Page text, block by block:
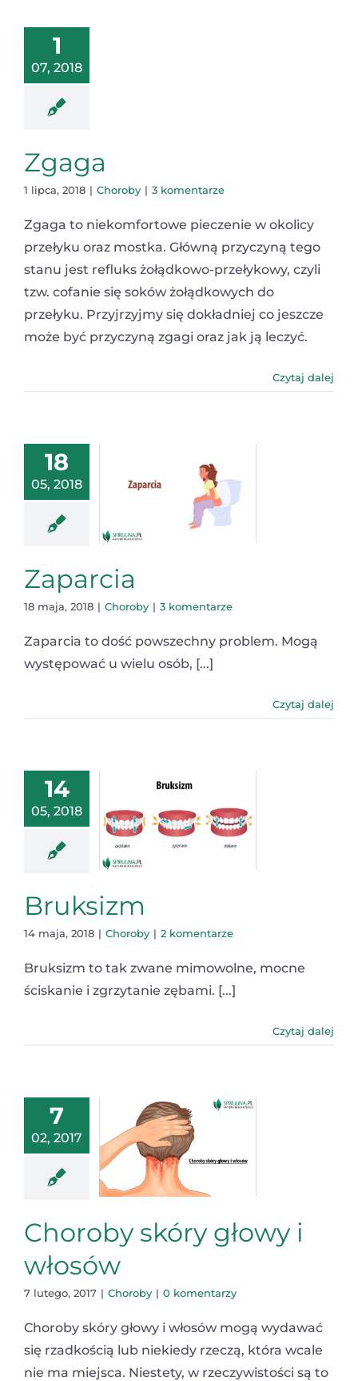
1
07, 2018
Zgaga
1 lipca, 2018 | Choroby | 3 komentarze
Zgaga to niekomfortowe pieczenie w okolicy
przełyku oraz mostka. Główną przyczyną tego
stanu jest refluks żołądkowo-przełykowy, czyli
tzw. cofanie się soków żołądkowych do
przełyku. Przyjrzyjmy się dokładniej co jeszcze
może być przyczyną zgagi oraz jak ją leczyć.
Czytaj dalej
18
05, 2018
Zaparcia
18 maja, 2018 | Choroby | 3 komentarze
Zaparcia to dość powszechny problem. Mogą
występować u wielu osób, [...]
Czytaj dalej
14
05, 2018
Bruksizm
14 maja, 2018 | Choroby | 2 komentarze
Bruksizm to tak zwane mimowolne, mocne
ściskanie i zgrzytanie zębami. [...]
Czytaj dalej
7
02, 2017
Choroby skóry głowy i
włosów
7 lutego, 2017 | Choroby | 0 komentarzy
Choroby skóry głowy i włosów mogą wydawać
się rzadkością lub niekiedy rzeczą, która wcale
nie ma miejsca. Niestety, w rzeczywistości są to